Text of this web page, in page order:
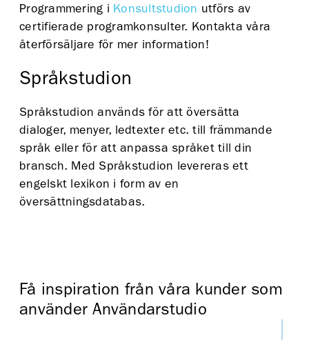
Programmering i Konsultstudion utförs av
certifierade programkonsulter. Kontakta våra
återförsäljare för mer information!
Språkstudion
Språkstudion används för att översätta
dialoger, menyer, ledtexter etc. till främmande
språk eller för att anpassa språket till din
bransch. Med Språkstudion levereras ett
engelskt lexikon i form av en
översättningsdatabas.
Få inspiration från våra kunder som
använder Användarstudio